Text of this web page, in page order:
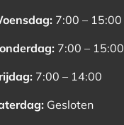
7:00 – 15:00
7:00 – 15:00
7:00 – 14:00
Gesloten